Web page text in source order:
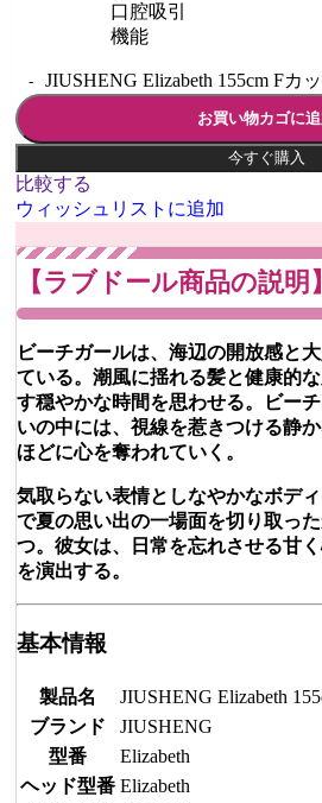
口腔吸引
機能
JIUSHENG Elizabeth 155cm F
お買い物カゴに
今すぐ購入
比較する
ウィッシュリストに追加
【ラブドール商品の説明】
ビーチガールは、海辺の開放感と
ている。潮風に揺れる髪と健康的
す穏やかな時間を思わせる。ビー
いの中には、視線を惹きつける静
ほどに心を奪われていく。
気取らない表情としなやかなボデ
で夏の思い出の一場面を切り取っ
つ。彼女は、日常を忘れさせる甘
を演出する。
基本情報
製品名
JIUSHENG Elizabeth
ブランド
JIUSHENG
型番
Elizabeth
ヘッド型番 Elizabeth